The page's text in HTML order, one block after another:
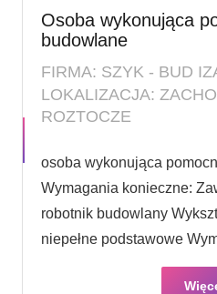
Osoba wykonująca
budowlane
FIRMA: SZYK - BUD
LOKALIZACJA:
ROZTOCZE
osoba wykonująca
Wymagania konieczne:
robotnik budowlany
niepełne podstawowe